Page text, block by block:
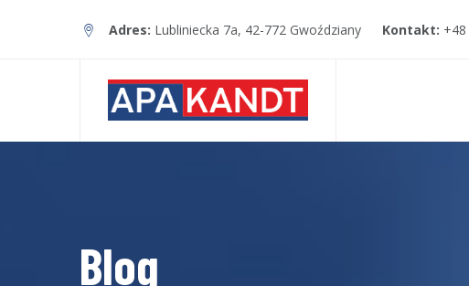
Adres: Lubliniecka 7a, 42-772 Gwoździany Kontakt:
Blog